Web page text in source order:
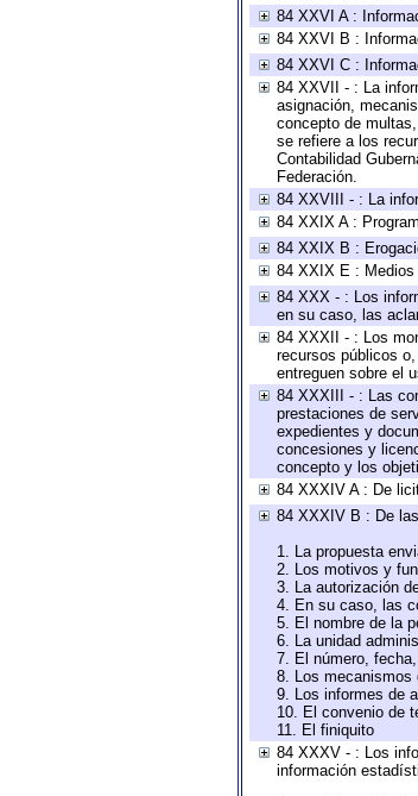
84 XXVI A :
84 XXVI B :
84 XXVI C :
84 XXVII - : La
asignación,
concepto de
se refiere a los
Contabilidad
Federación.
84 XXVIII - : La
84 XXIX A :
84 XXIX B :
84 XXIX E : Medios
84 XXX - : Los
en su caso, las
84 XXXII - : Los
recursos públicos
entreguen sobre el
84 XXXIII - : Las
prestaciones de
expedientes y
concesiones y
concepto y los
84 XXXIV A : De
84 XXXIV B : De
1. La propuesta
2. Los motivos y
3. La autorización
4. En su caso, las
5. El nombre de la
6. La unidad
7. El número,
8. Los mecanismos
9. Los informes de
10. El convenio de
11. El finiquito
84 XXXV - : Los
información